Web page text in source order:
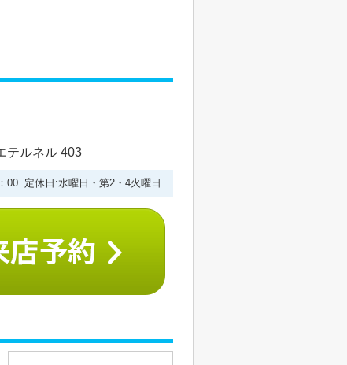
テルネル 403
00 定休日:水曜日・第2・4火曜日